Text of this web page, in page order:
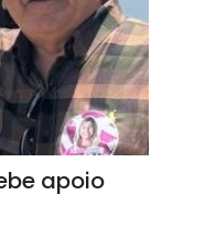
apoio